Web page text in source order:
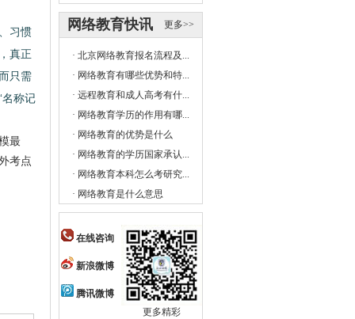
习惯
真正
只需
名称记
最
考点
更多>>
网络教育快讯
· 北京网络教育报名流程及...
· 网络教育有哪些优势和特...
· 远程教育和成人高考有什...
· 网络教育学历的作用有哪...
· 网络教育的优势是什么
· 网络教育的学历国家承认...
· 网络教育本科怎么考研究...
· 网络教育是什么意思
在线咨询
新浪微博
腾讯微博
更多精彩